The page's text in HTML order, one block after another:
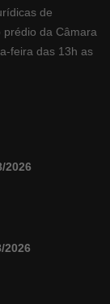
de
prédio da Câmara
feira das 13h as
2026
2026